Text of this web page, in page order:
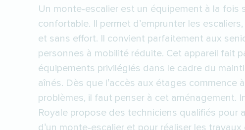
Un monte-escalier est un équipement à la fois
confortable. Il permet d’emprunter les
et sans effort. Il convient parfaitement aux
personnes à mobilité réduite. Cet appareil fait
équipements privilégiés dans le cadre du
aînés. Dès que l’accès aux étages commence
problèmes, il faut penser à cet aménagement.
Royale propose des techniciens qualifiés pour
d’un monte-escalier et pour réaliser les travaux